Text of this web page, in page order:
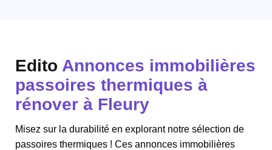
Edito Annonces immobilières
passoires thermiques à
rénover à Fleury
Misez sur la durabilité en explorant notre sélection de
passoires thermiques ! Ces annonces immobilières